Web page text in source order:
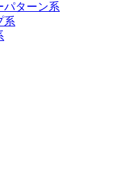
パターン系
系